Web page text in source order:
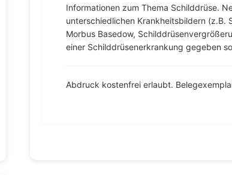
Informationen zum Thema Schilddrüse.
unterschiedlichen Krankheitsbildern (z.B.
Morbus Basedow,
einer Schilddrüsenerkrankung gegeben
Abdruck kostenfrei erlaubt.